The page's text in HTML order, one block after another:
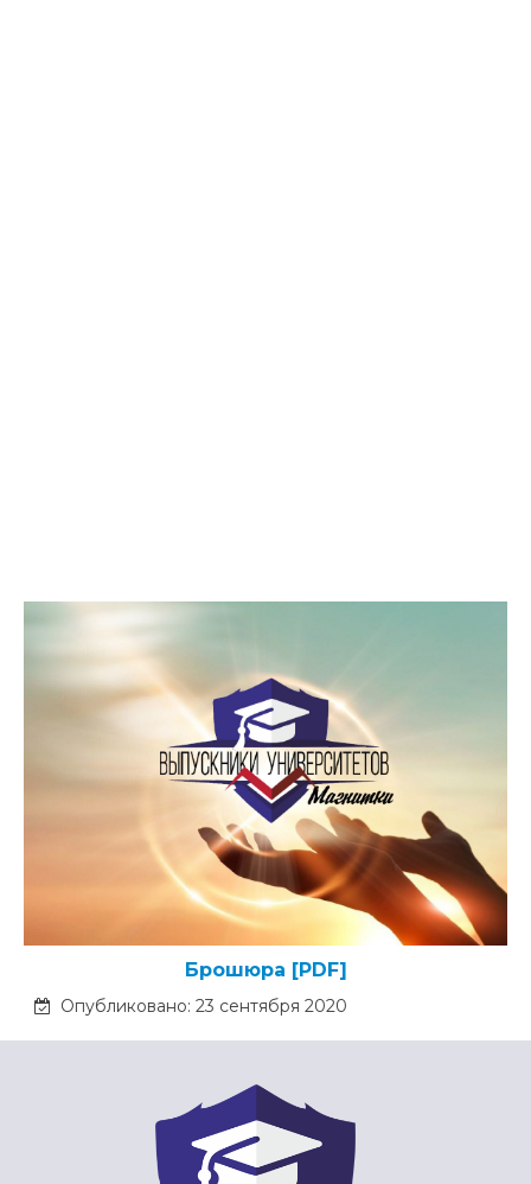
Брошюра [PDF]
Опубликовано: 23 сентября 2020